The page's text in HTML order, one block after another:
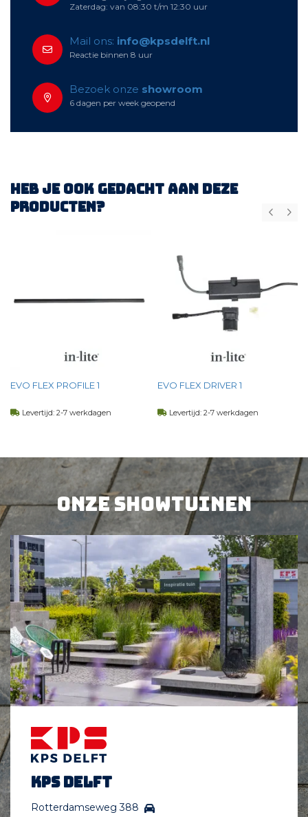
Zaterdag: van 08:30 t/m 12:30 uur
Mail ons: info@kpsdelft.nl
Reactie binnen 8 uur
Bezoek onze showroom
6 dagen per week geopend
Heb je ook gedacht aan deze
producten?
EVO FLEX PROFILE 1
Levertijd: 2-7 werkdagen
BEKIJK PRODUCT
EVO FLEX DRIVER 1
Levertijd: 2-7 werkdagen
BEKIJK PRODUCT
Onze showtuinen
KPS Delft
Rotterdamseweg 388